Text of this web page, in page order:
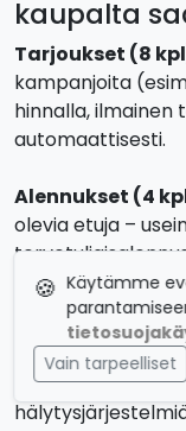
🍪 Käytämme
Vain tarpeelliset
kaupalta
Tarjoukset (8
kampanjoita
hinnalla, ilmainen
automaattisesti.
Alennukset (4
olevia etuja –
Tietoa
Sector Alarmon
yritysten